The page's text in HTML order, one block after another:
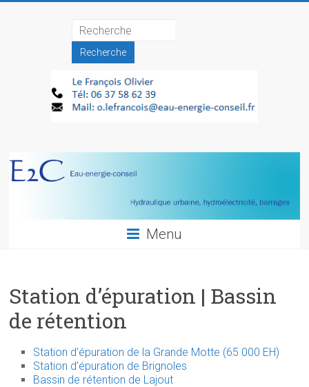
Hydroélectricité,
assainissement,
Menu
Station d’épuration | Bassin
de rétention
Station d’épuration de la Grande Motte (65 000 EH)
Station d’épuration de Brignoles
Bassin de rétention de Lajout